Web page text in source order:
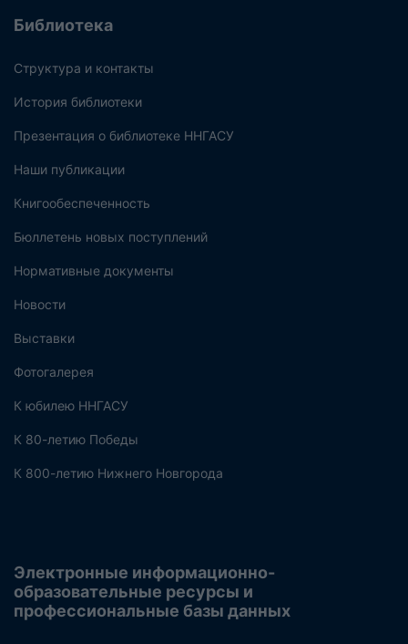
Библиотека
Структура и контакты
История библиотеки
Презентация о библиотеке ННГАСУ
Наши публикации
Книгообеспеченность
Бюллетень новых поступлений
Нормативные документы
Новости
Выставки
Фотогалерея
К юбилею ННГАСУ
К 80-летию Победы
К 800-летию Нижнего Новгорода
Электронные информационно-
образовательные ресурсы и
профессиональные базы данных